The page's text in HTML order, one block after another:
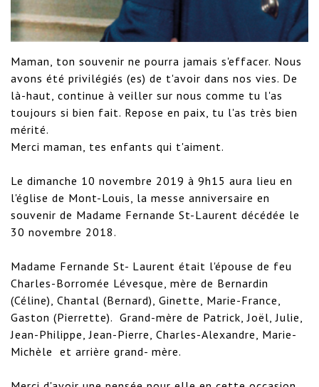
Maman, ton souvenir ne pourra jamais s'effacer. Nous
avons été privilégiés (es) de t'avoir dans nos vies. De
là-haut, continue à veiller sur nous comme tu l'as
toujours si bien fait. Repose en paix, tu l'as très bien
mérité.
Merci maman, tes enfants qui t'aiment.
Le dimanche 10 novembre 2019 à 9h15 aura lieu en
l'église de Mont-Louis, la messe anniversaire en
souvenir de Madame Fernande St-Laurent décédée le
30 novembre 2018.
Madame Fernande St- Laurent était l'épouse de feu
Charles-Borromée Lévesque, mère de Bernardin
(Céline), Chantal (Bernard), Ginette, Marie-France,
Gaston (Pierrette).  Grand-mère de Patrick, Joël, Julie,
Jean-Philippe, Jean-Pierre, Charles-Alexandre, Marie-
Michèle  et arrière grand- mère.